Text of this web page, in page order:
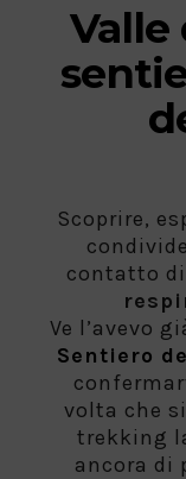
Valle
Scoprire,
contatto
Ve l’avevo
Sentiero
volta che
trekking
ancora di